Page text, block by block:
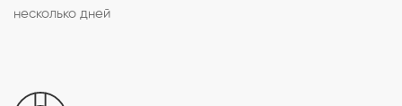
несколько дней